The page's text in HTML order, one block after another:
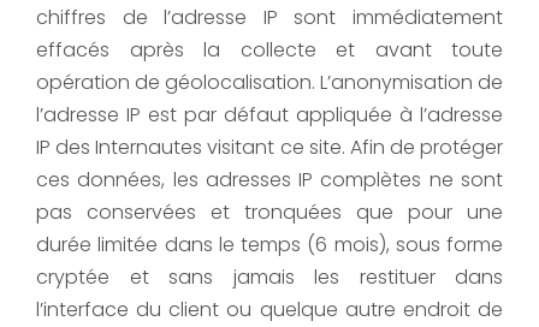
chiffres de l’adresse IP sont immédiatement
effacés après la collecte et avant toute
opération de géolocalisation. L’anonymisation de
l’adresse IP est par défaut appliquée à l’adresse
IP des Internautes visitant ce site. Afin de protéger
ces données, les adresses IP complètes ne sont
pas conservées et tronquées que pour une
durée limitée dans le temps (6 mois), sous forme
cryptée et sans jamais les restituer dans
l’interface du client ou quelque autre endroit de